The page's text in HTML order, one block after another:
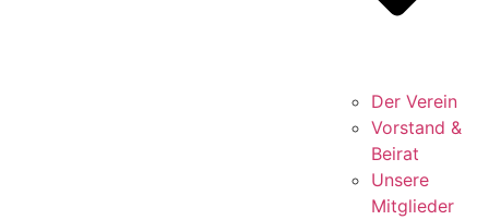
Der Verein
Vorstand &
Beirat
Unsere
Mitglieder